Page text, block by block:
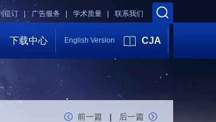
联系我们
学术质量 |
广告服务 |
征订 |
下载中心 English Version CJA
前一篇 | 后一篇